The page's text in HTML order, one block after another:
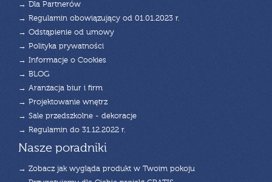
→ Dla Partnerów
→ Regulamin obowiązujący od 01.01.2023 r.
→ Odstąpienie od umowy
→ Polityka prywatności
→ Informacje o Cookies
→ BLOG
→ Aranżacja biur i firm
→ Projektowanie wnętrz
→ Sale przedszkolne - dekoracje
→ Regulamin do 31.12.2022 r.
Nasze poradniki
→ Zobacz jak wygląda produkt w Twoim pokoju